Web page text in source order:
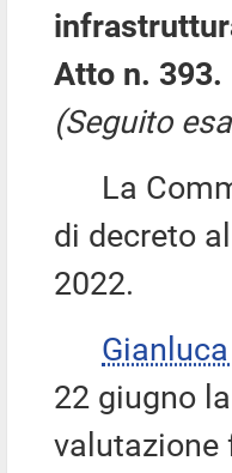
Atto n. 393.
(Seguito
La
di decreto
2022.
22 giugno
valutazione